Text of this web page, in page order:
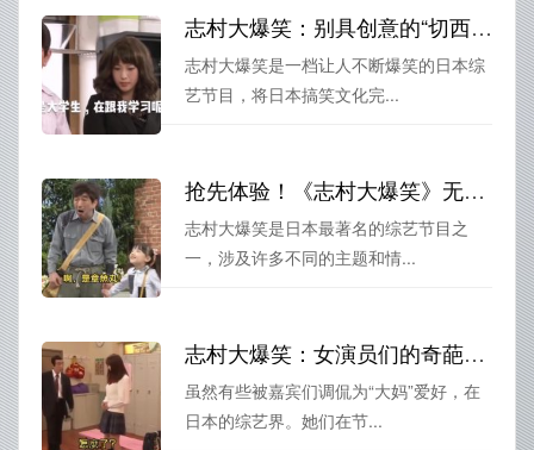
志村大爆笑：别具创意的“切西瓜”与日本搞笑文化的完美结合
志村大爆笑是一档让人不断爆笑的日本综
艺节目，将日本搞笑文化完...
抢先体验！《志村大爆笑》无删减在线播放，快乐无敌
志村大爆笑是日本最著名的综艺节目之
一，涉及许多不同的主题和情...
志村大爆笑：女演员们的奇葩兴趣大揭秘
虽然有些被嘉宾们调侃为“大妈”爱好，在
日本的综艺界。她们在节...